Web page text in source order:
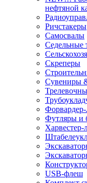
нефтяной
Ричстакеры
Самосвалы
Седельные
Скреперы
Сувениры
Футляры и
Харвестер-
USB-флеш